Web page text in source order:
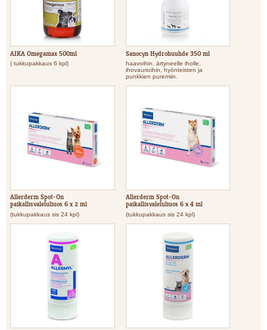
AIKA Omegamax 500ml
( tukkupakkaus 6 kpl)
Sanocyn Hydrohuuhde 350 ml
haavoihin, ärtyneelle iholle,
ihovaurioihin, hyönteisten ja
punkkien puremiin.
Allerderm Spot-On
paikallisvaleluliuos 6 x 2 ml
(tukkupakkaus sis 24 kpl)
Allerderm Spot-On
paikallisvaleluliuos 6 x 4 ml
(tukkupakkaus sis 24 kpl)